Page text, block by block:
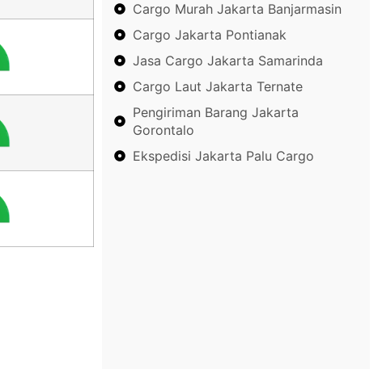
Cargo Murah Jakarta Banjarmasin
Cargo Jakarta Pontianak
Jasa Cargo Jakarta Samarinda
Cargo Laut Jakarta Ternate
Pengiriman Barang Jakarta
Gorontalo
Ekspedisi Jakarta Palu Cargo